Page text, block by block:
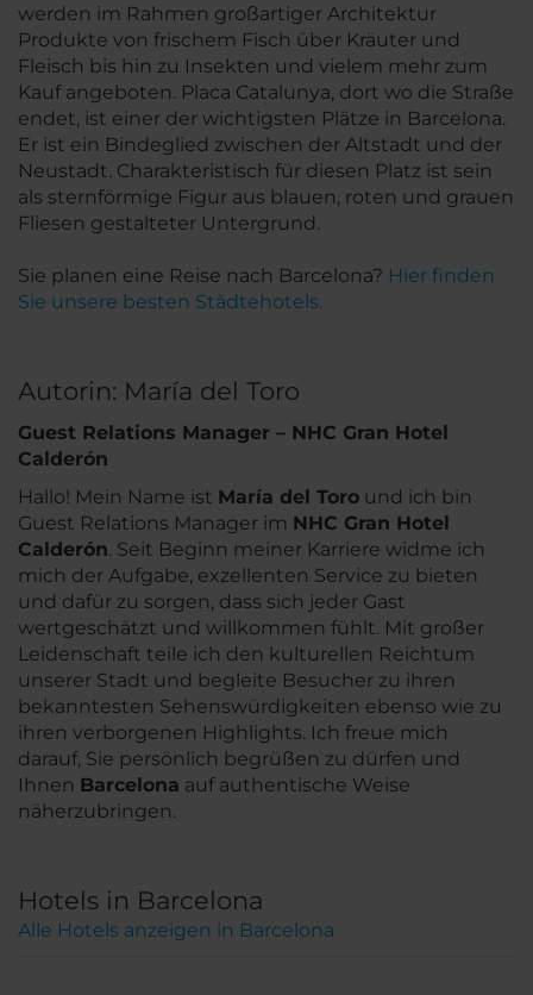
werden im Rahmen großartiger Architektur
Produkte von frischem Fisch über Kräuter und
Fleisch bis hin zu Insekten und vielem mehr zum
Kauf angeboten. Placa Catalunya, dort wo die Straße
endet, ist einer der wichtigsten Plätze in Barcelona.
Er ist ein Bindeglied zwischen der Altstadt und der
Neustadt. Charakteristisch für diesen Platz ist sein
als sternförmige Figur aus blauen, roten und grauen
Fliesen gestalteter Untergrund.
Sie planen eine Reise nach Barcelona? Hier finden
Sie unsere besten Städtehotels.
Autorin: María del Toro
Guest Relations Manager – NHC Gran Hotel
Calderón
Hallo! Mein Name ist María del Toro und ich bin
Guest Relations Manager im NHC Gran Hotel
Calderón. Seit Beginn meiner Karriere widme ich
mich der Aufgabe, exzellenten Service zu bieten
und dafür zu sorgen, dass sich jeder Gast
wertgeschätzt und willkommen fühlt. Mit großer
Leidenschaft teile ich den kulturellen Reichtum
unserer Stadt und begleite Besucher zu ihren
bekanntesten Sehenswürdigkeiten ebenso wie zu
ihren verborgenen Highlights. Ich freue mich
darauf, Sie persönlich begrüßen zu dürfen und
Ihnen Barcelona auf authentische Weise
näherzubringen.
Hotels in Barcelona
Alle Hotels anzeigen in Barcelona